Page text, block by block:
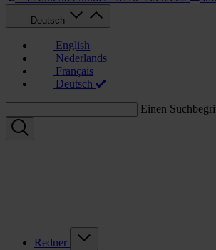
Deutsch
English
Nederlands
Français
Deutsch
Einen
Redner